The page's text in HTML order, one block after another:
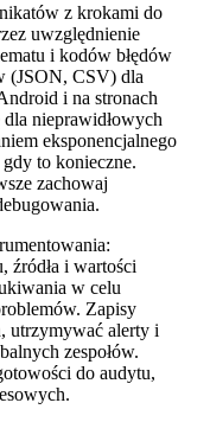
z krokami do
uwzględnienie
i kodów błędów
(JSON, CSV) dla
i na stronach
nieprawidłowych
eksponencjalnego
to konieczne.
zachowaj
źródła i wartości
w celu
Zapisy
utrzymywać alerty i
zespołów.
do audytu,